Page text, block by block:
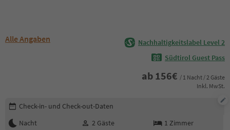
Alle Angaben
Nachhaltigkeitslabel Level 2
Südtirol Guest Pass
ab 156€ / 1 Nacht / 2 Gäste
Inkl. MwSt.
Buchungsdetails bearbeiten
Check-in- und Check-out-Daten
Nacht
2 Gäste 1 Zimmer